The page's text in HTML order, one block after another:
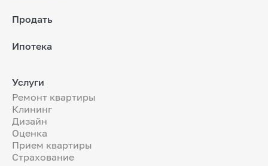
Продать
Ипотека
Услуги
Ремонт квартиры
Клининг
Дизайн
Оценка
Прием квартиры
Страхование